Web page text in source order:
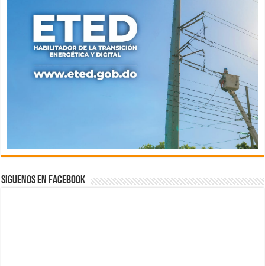
Siguenos en Facebook